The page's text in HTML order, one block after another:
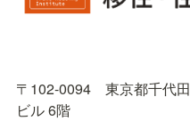
〒102-0094　東京都千代
ビル 6階